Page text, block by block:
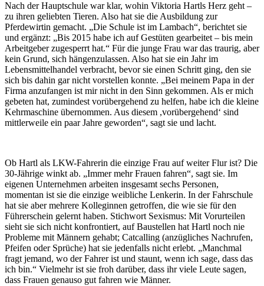
Nach der Hauptschule war klar, wohin Viktoria Hartls Herz geht –
zu ihren geliebten Tieren. Also hat sie die Ausbildung zur
Pferdewirtin gemacht. „Die Schule ist im Lambach“, berichtet sie
und ergänzt: „Bis 2015 habe ich auf Gestüten gearbeitet – bis mein
Arbeitgeber zugesperrt hat.“ Für die junge Frau war das traurig, aber
kein Grund, sich hängenzulassen. Also hat sie ein Jahr im
Lebensmittelhandel verbracht, bevor sie einen Schritt ging, den sie
sich bis dahin gar nicht vorstellen konnte. „Bei meinem Papa in der
Firma anzufangen ist mir nicht in den Sinn gekommen. Als er mich
gebeten hat, zumindest vorübergehend zu helfen, habe ich die kleine
Kehrmaschine übernommen. Aus diesem ,vorübergehend‘ sind
mittlerweile ein paar Jahre geworden“, sagt sie und lacht.
Ob Hartl als LKW-Fahrerin die einzige Frau auf weiter Flur ist? Die
30-Jährige winkt ab. „Immer mehr Frauen fahren“, sagt sie. Im
eigenen Unternehmen arbeiten insgesamt sechs Personen,
momentan ist sie die einzige weibliche Lenkerin. In der Fahrschule
hat sie aber mehrere Kolleginnen getroffen, die wie sie für den
Führerschein gelernt haben. Stichwort Sexismus: Mit Vorurteilen
sieht sie sich nicht konfrontiert, auf Baustellen hat Hartl noch nie
Probleme mit Männern gehabt; Catcalling (anzügliches Nachrufen,
Pfeifen oder Sprüche) hat sie jedenfalls nicht erlebt. „Manchmal
fragt jemand, wo der Fahrer ist und staunt, wenn ich sage, dass das
ich bin.“ Vielmehr ist sie froh darüber, dass ihr viele Leute sagen,
dass Frauen genauso gut fahren wie Männer.